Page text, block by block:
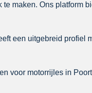
maken. Ons platform
een uitgebreid profiel
voor motorrijles in